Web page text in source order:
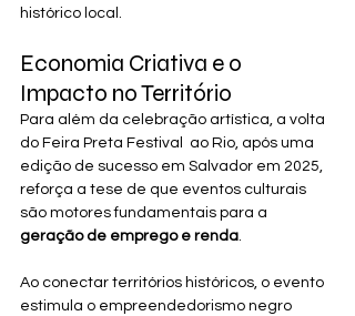
histórico local.
Economia Criativa e o
Impacto no Território
Para além da celebração artística, a volta
do Feira Preta Festival  ao Rio, após uma
edição de sucesso em Salvador em 2025,
reforça a tese de que eventos culturais
são motores fundamentais para a
geração de emprego e renda.
Ao conectar territórios históricos, o evento
estimula o empreendedorismo negro